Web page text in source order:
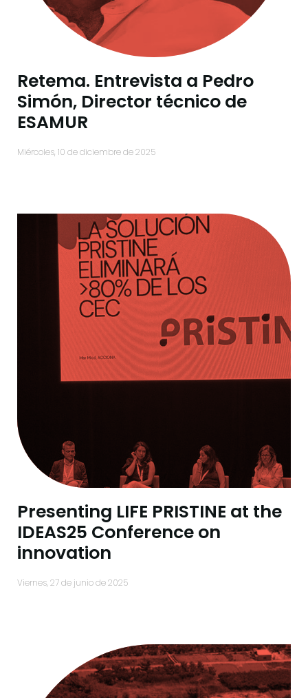
Retema. Entrevista a Pedro
Simón, Director técnico de
ESAMUR
miércoles, 10 de diciembre de 2025
Presenting LIFE PRISTINE at the
IDEAS25 Conference on
innovation
viernes, 27 de junio de 2025